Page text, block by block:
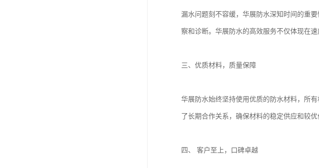
漏水问题刻不容缓，华展防水深知时间的重
察和诊断。华展防水的高效服务不仅体现在
三、优质材料，质量保障
华展防水始终坚持使用优质的防水材料，所
了长期合作关系，确保材料的稳定供应和较
四、 客户至上，口碑卓越